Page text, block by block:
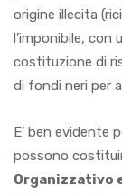
origine illecita
l’imponibile, con
costituzione di
di fondi neri per
E’ ben evidente
possono
Organizzativo